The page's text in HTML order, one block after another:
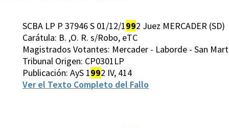
SCBA LP P 37946 S 01/12/1992 Juez MERCADER (SD)
Carátula: B. ,O. R. s/Robo, eTC
Magistrados Votantes: Mercader - Laborde - San
Tribunal Origen: CP0301LP
Publicación: AyS 1992 IV, 414
Ver el Texto Completo del Fallo